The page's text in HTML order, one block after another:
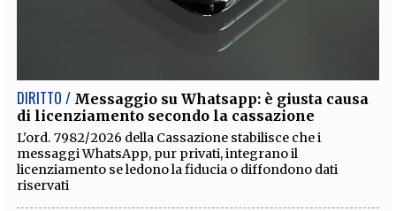
DIRITTO / Messaggio su Whatsapp: è giusta causa
di licenziamento secondo la cassazione
L'ord. 7982/2026 della Cassazione stabilisce che i
messaggi WhatsApp, pur privati, integrano il
licenziamento se ledono la fiducia o diffondono dati
riservati